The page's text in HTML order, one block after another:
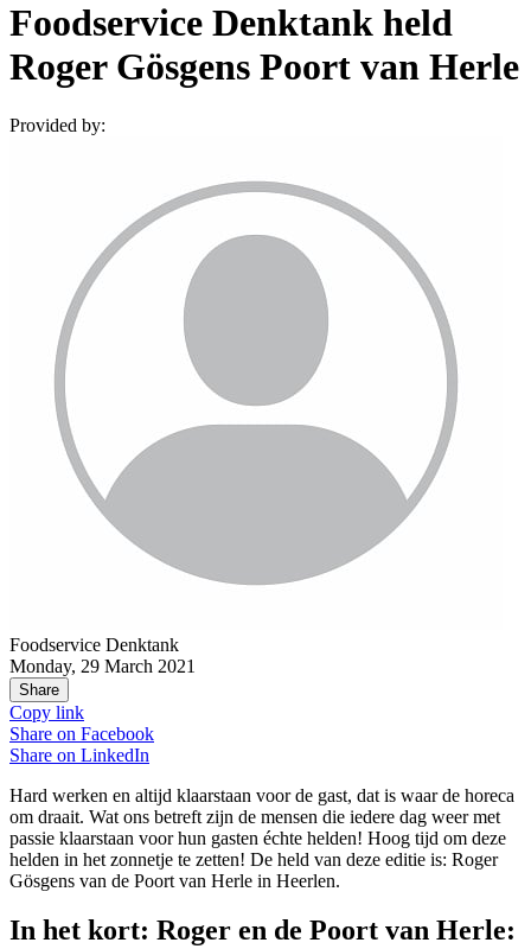
Foodservice Denktank held
Roger Gösgens Poort van Herle
Provided by:
Foodservice Denktank
Monday, 29 March 2021
Share
Copy link
Share on Facebook
Share on LinkedIn
Hard werken en altijd klaarstaan voor de gast, dat is waar de horeca
om draait. Wat ons betreft zijn de mensen die iedere dag weer met
passie klaarstaan voor hun gasten échte helden! Hoog tijd om deze
helden in het zonnetje te zetten! De held van deze editie is: Roger
Gösgens van de Poort van Herle in Heerlen.
In het kort: Roger en de Poort van Herle: